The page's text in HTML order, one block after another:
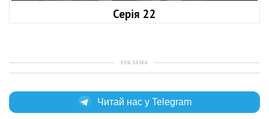
Серія 22
РЕКЛАМА
Читай нас у Telegram